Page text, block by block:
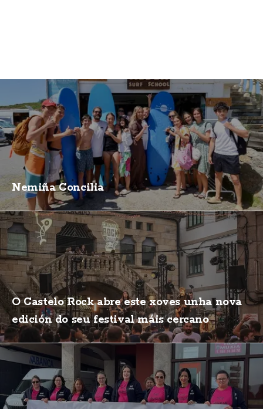
Nemiña Concilia
O Castelo Rock abre este xoves unha nova
edición do seu festival máis cercano